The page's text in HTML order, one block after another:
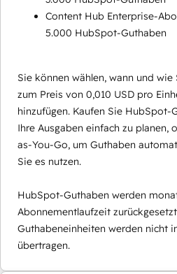
Content Hub Enterprise-
5.000 HubSpot-Guthaben
Sie können wählen, wann und
zum Preis von 0,010 USD pro
hinzufügen. Kaufen Sie HubSpot-
Ihre Ausgaben einfach zu planen,
as-You-Go, um Guthaben
Sie es nutzen.
HubSpot-Guthaben werden
Abonnementlaufzeit
Guthabeneinheiten werden nicht
übertragen.